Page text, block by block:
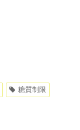
糖質制限